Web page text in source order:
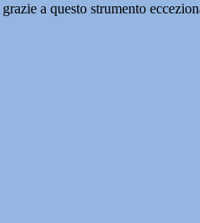
a questo strumento